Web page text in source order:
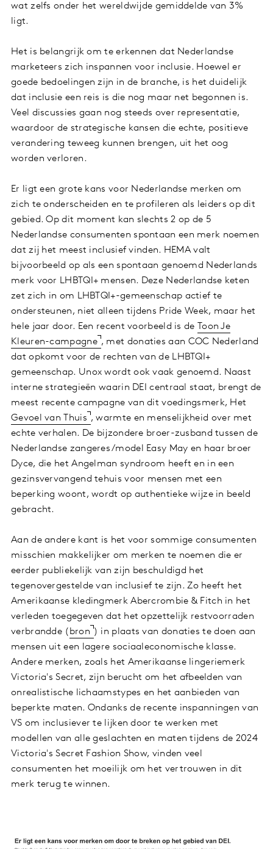
wat zelfs onder het wereldwijde gemiddelde van 3%
ligt.
Het is belangrijk om te erkennen dat Nederlandse
marketeers zich inspannen voor inclusie. Hoewel er
goede bedoelingen zijn in de branche, is het duidelijk
dat inclusie een reis is die nog maar net begonnen is.
Veel discussies gaan nog steeds over representatie,
waardoor de strategische kansen die echte, positieve
verandering teweeg kunnen brengen, uit het oog
worden verloren.
Er ligt een grote kans voor Nederlandse merken om
zich te onderscheiden en te profileren als leiders op dit
gebied. Op dit moment kan slechts 2 op de 5
Nederlandse consumenten spontaan een merk noemen
dat zij het meest inclusief vinden. HEMA valt
bijvoorbeeld op als een spontaan genoemd Nederlands
merk voor LHBTQI+ mensen. Deze Nederlandse keten
zet zich in om LHBTQI+-gemeenschap actief te
ondersteunen, niet alleen tijdens Pride Week, maar het
hele jaar door. Een recent voorbeeld is de
Toon Je
Kleuren-campagne , met donaties aan COC Nederland
dat opkomt voor de rechten van de LHBTQI+
gemeenschap. Unox wordt ook vaak genoemd. Naast
interne strategieën waarin DEI centraal staat, brengt de
meest recente campagne van dit voedingsmerk, Het
Gevoel van Thuis , warmte en menselijkheid over met
echte verhalen. De bijzondere broer-zusband tussen de
Nederlandse zangeres/model Easy May en haar broer
Dyce, die het Angelman syndroom heeft en in een
gezinsvervangend tehuis voor mensen met een
beperking woont, wordt op authentieke wijze in beeld
gebracht.
Aan de andere kant is het voor sommige consumenten
misschien makkelijker om merken te noemen die er
eerder publiekelijk van zijn beschuldigd het
tegenovergestelde van inclusief te zijn. Zo heeft het
Amerikaanse kledingmerk Abercrombie & Fitch in het
verleden toegegeven dat het opzettelijk restvoorraden
verbrandde ( bron ) in plaats van donaties te doen aan
mensen uit een lagere sociaaleconomische klasse.
Andere merken, zoals het Amerikaanse lingeriemerk
Victoria's Secret, zijn berucht om het afbeelden van
onrealistische lichaamstypes en het aanbieden van
beperkte maten. Ondanks de recente inspanningen van
VS om inclusiever te lijken door te werken met
modellen van alle geslachten en maten tijdens de 2024
Victoria's Secret Fashion Show, vinden veel
consumenten het moeilijk om het vertrouwen in dit
merk terug te winnen.